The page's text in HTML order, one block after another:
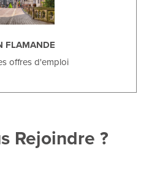
FLAMANDE
offres d'emploi
Rejoindre ?